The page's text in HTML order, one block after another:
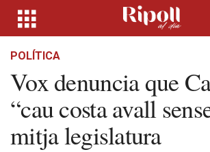
POLÍTICA
Vox denuncia que
“cau costa avall
mitja legislatura